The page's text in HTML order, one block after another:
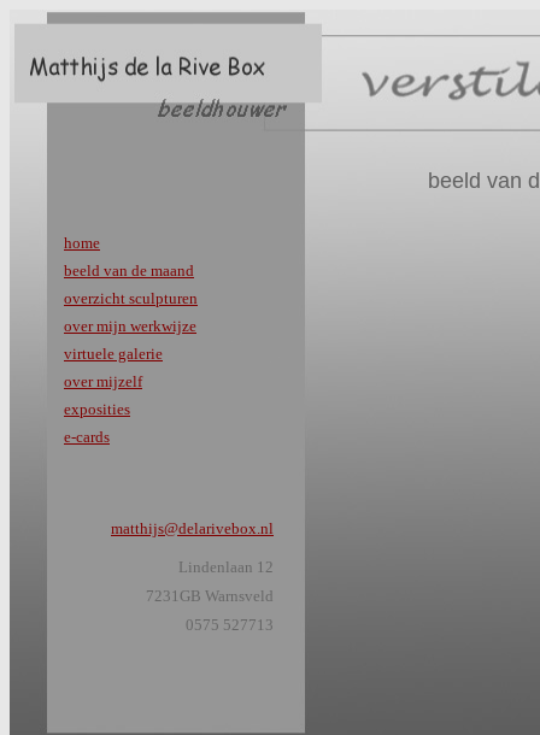
home
beeld van de maand
overzicht sculpturen
over mijn werkwijze
virtuele galerie
over mijzelf
exposities
e-cards
matthijs@delarivebox.nl
Lindenlaan 12
7231GB Warnsveld
0575 527713
beeld van